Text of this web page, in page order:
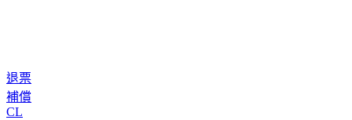
退票
補償
CL